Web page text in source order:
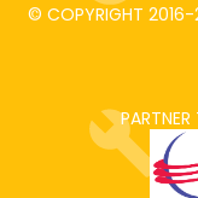
© COPYRIGHT 2016-